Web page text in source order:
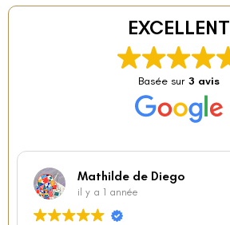
EXCELLENT
Basée sur 3 avis
Mathilde de Diego
il y a 1 année